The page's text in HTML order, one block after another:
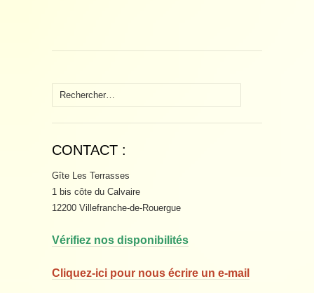
Rechercher :
CONTACT :
Gîte Les Terrasses
1 bis côte du Calvaire
12200 Villefranche-de-Rouergue
Vérifiez nos disponibilités
Cliquez-ici pour nous écrire un e-mail